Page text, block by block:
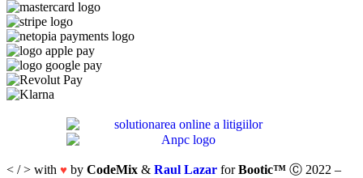
< / > with ♥ by CodeMix & Raul Lazar forBootic™ Ⓒ 2022 –